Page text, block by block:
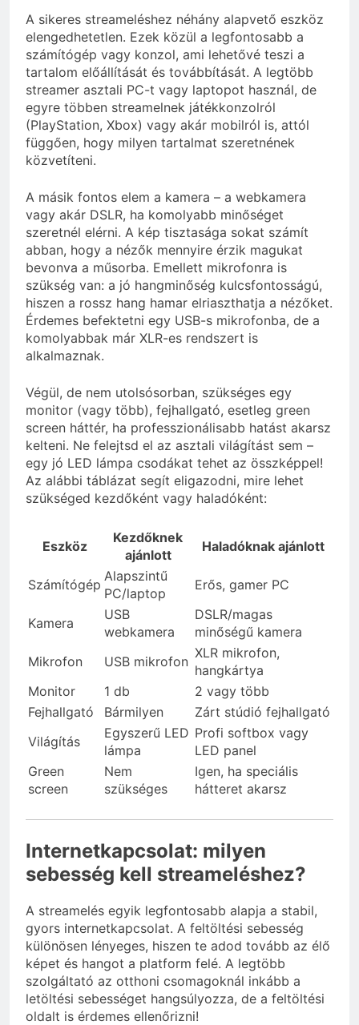
A sikeres streameléshez néhány alapvető eszköz
elengedhetetlen. Ezek közül a legfontosabb a
számítógép vagy konzol, ami lehetővé teszi a
tartalom előállítását és továbbítását. A legtöbb
streamer asztali PC-t vagy laptopot használ, de
egyre többen streamelnek játékkonzolról
(PlayStation, Xbox) vagy akár mobilról is, attól
függően, hogy milyen tartalmat szeretnének
közvetíteni.
A másik fontos elem a kamera – a webkamera
vagy akár DSLR, ha komolyabb minőséget
szeretnél elérni. A kép tisztasága sokat számít
abban, hogy a nézők mennyire érzik magukat
bevonva a műsorba. Emellett mikrofonra is
szükség van: a jó hangminőség kulcsfontosságú,
hiszen a rossz hang hamar elriaszthatja a nézőket.
Érdemes befektetni egy USB-s mikrofonba, de a
komolyabbak már XLR-es rendszert is
alkalmaznak.
Végül, de nem utolsósorban, szükséges egy
monitor (vagy több), fejhallgató, esetleg green
screen háttér, ha professzionálisabb hatást akarsz
kelteni. Ne felejtsd el az asztali világítást sem –
egy jó LED lámpa csodákat tehet az összképpel!
Az alábbi táblázat segít eligazodni, mire lehet
szükséged kezdőként vagy haladóként:
Eszköz
Kezdőknek
ajánlott
Haladóknak ajánlott
Számítógép
Alapszintű
PC/laptop
Erős, gamer PC
Kamera
USB
webkamera
DSLR/magas
minőségű kamera
Mikrofon
USB mikrofon
XLR mikrofon,
hangkártya
Monitor
1 db
2 vagy több
Fejhallgató
Bármilyen
Zárt stúdió fejhallgató
Világítás
Egyszerű LED
lámpa
Profi softbox vagy
LED panel
Green
screen
Nem
szükséges
Igen, ha speciális
hátteret akarsz
Internetkapcsolat: milyen
sebesség kell streameléshez?
A streamelés egyik legfontosabb alapja a stabil,
gyors internetkapcsolat. A feltöltési sebesség
különösen lényeges, hiszen te adod tovább az élő
képet és hangot a platform felé. A legtöbb
szolgáltató az otthoni csomagoknál inkább a
letöltési sebességet hangsúlyozza, de a feltöltési
oldalt is érdemes ellenőrizni!